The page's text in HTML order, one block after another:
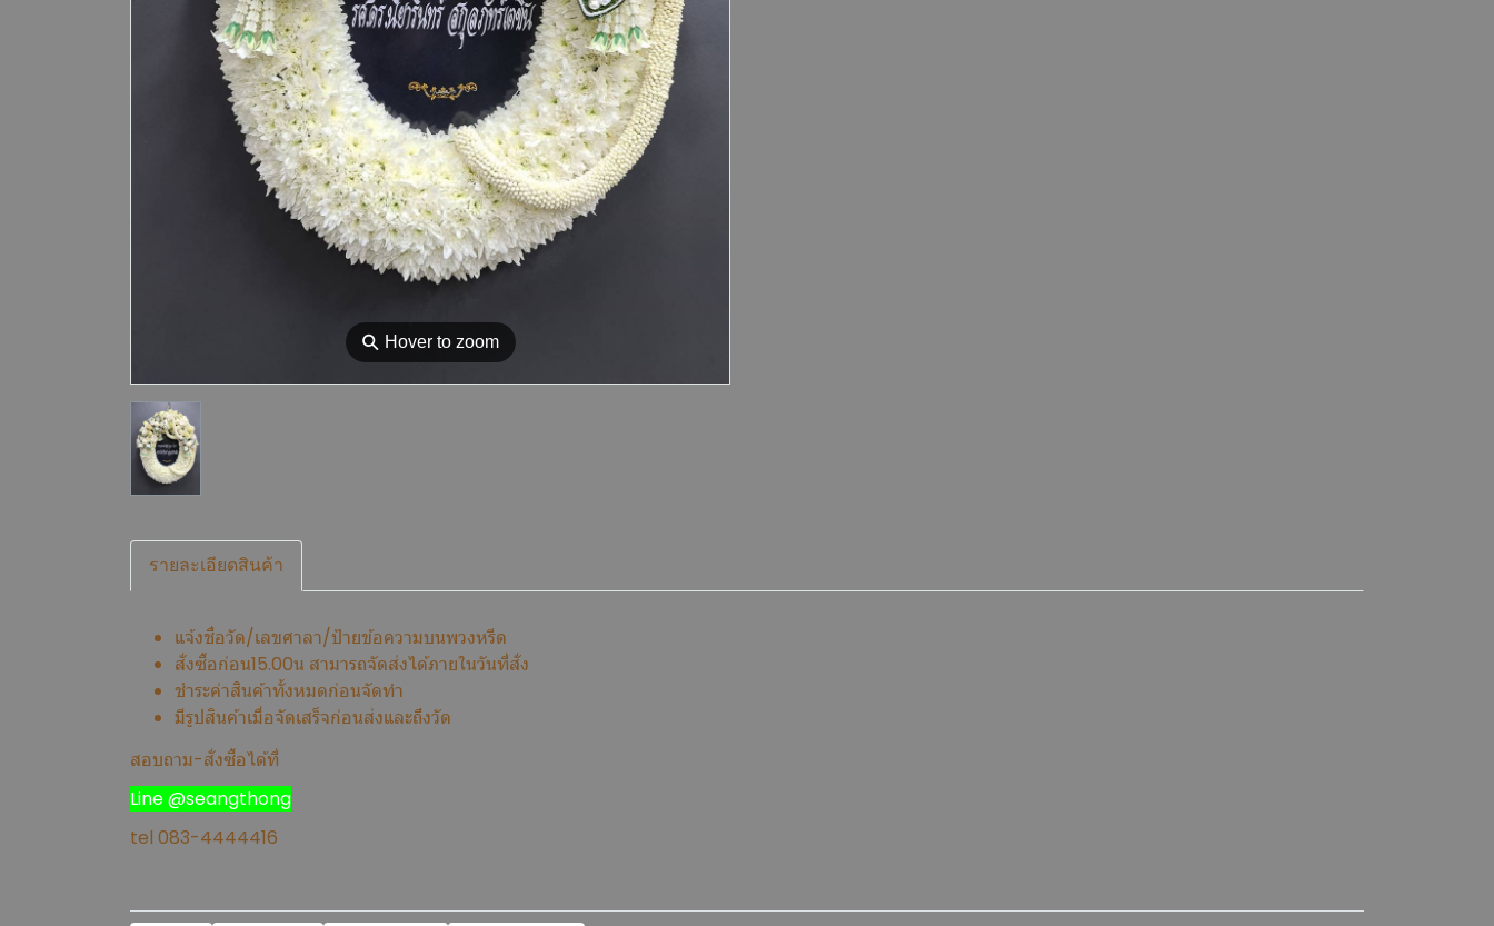
⚲ Hover to zoom
รายละเอียดสินค้า
แจ้งชื่อวัด/เลขศาลา/ป้ายข้อความบนพวงหรีด
สั่งซื้อก่อน15.00น สามารถจัดส่งได้ภายในวันที่สั่ง
ชำระค่าสินค้าทั้งหมดก่อนจัดทำ
มีรูปสินค้าเมื่อจัดเสร็จก่อนส่งและถึงวัด
สอบถาม-สั่งซื้อได้ที่
Line @seangthong
tel 083-4444416